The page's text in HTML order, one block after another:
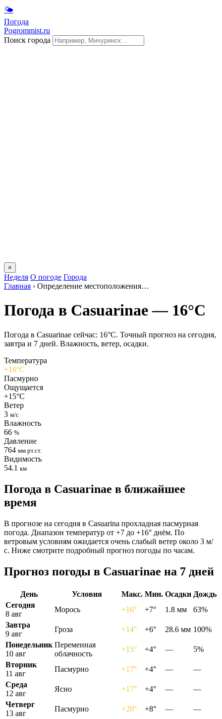
🌤
Погода
Pogrommist.ru
Поиск города
×
Неделя О погоде Города
Главная › Определение местоположения…
Погода в Casuarinaе — 16°C
Погода в Casuarinaе сейчас: 16°C. Точный прогноз на сегодня,
завтра и 7 дней. Влажность, ветер, осадки.
Температура
+16°C
Пасмурно
Ощущается
+15°C
Ветер
3 м/с
Влажность
66 %
Давление
764 мм рт.ст.
Видимость
54.1 км
Погода в Casuarinaе в ближайшее
время
В прогнозе на сегодня в Casuarina прохладная пасмурная
погода. Диапазон температур от +7 до +16° днём. По
ветровым условиям ожидается очень слабый ветер около 3 м/
с. Ниже смотрите подробный прогноз погоды по часам.
Прогноз погоды в Casuarinaе на 7 дней
День Условия Макс. Мин. Осадки Дождь
Сегодня
8 авг
Морось +16° +7° 1.8 мм
63%
Завтра
9 авг
Гроза +14° +6° 28.6 мм 100%
Понедельник
10 авг
Переменная
облачность
+15° +4° —
5%
Вторник
11 авг
Пасмурно +17° +4° —
—
Среда
12 авг
Ясно +17° +4° —
—
Четверг
13 авг
Пасмурно +20° +8° —
—